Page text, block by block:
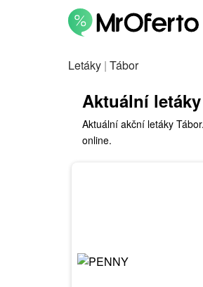
Letáky | Tábor
Aktuální
Aktuální akční letáky
online.